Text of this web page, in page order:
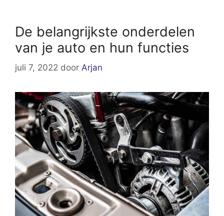
De belangrijkste onderdelen
van je auto en hun functies
juli 7, 2022 door Arjan